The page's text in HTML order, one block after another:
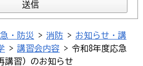
・防災 > 消防 > お知らせ・講
> 講習会内容 > 令和8年度応急
講習）のお知らせ